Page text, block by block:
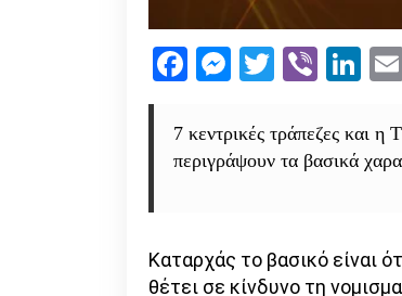
Facebook
Messenger
Twitter
Viber
7 κεντρικές τράπεζες και
περιγράψουν τα βασικά
Καταρχάς το βασικό είναι
θέτει σε κίνδυνο τη